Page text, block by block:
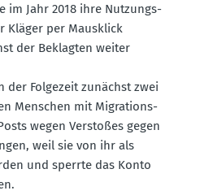
im Jahr 2018 ihre Nutzungs­
Kläger per Mausklick
der Beklagten weiter
der Folgezeit zunächst zwei
Menschen mit Migra­ti­ons­
wegen Verstoßes gegen
weil sie von ihr als
und sperrte das Konto